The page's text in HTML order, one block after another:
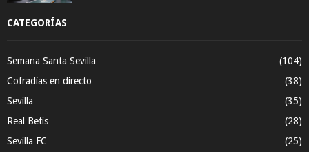
CATEGORÍAS
Semana Santa Sevilla
(104)
Cofradías en directo
(38)
Sevilla
(35)
Real Betis
(28)
Sevilla FC
(25)